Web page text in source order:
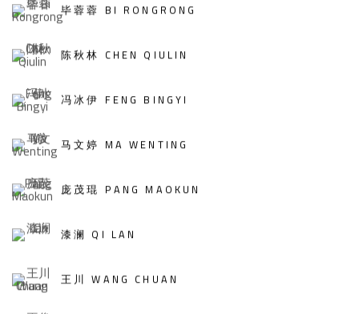
毕蓉蓉 BI RONGRONG
陈秋林 CHEN QIULIN
冯冰伊 FENG BINGYI
马文婷 MA WENTING
庞茂琨 PANG MAOKUN
漆澜 QI LAN
王川 WANG CHUAN